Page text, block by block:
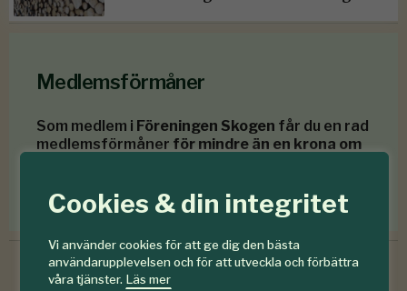
Cookies & din integritet
Vi använder cookies för att ge dig den bästa
användarupplevelsen och för att utveckla och förbättra
våra tjänster. Läs mer
Medlemsförmåner
Som medlem i Föreningen Skogen får du en rad
medlemsförmåner för mindre än en krona om
Förmåner för dig som är medlem